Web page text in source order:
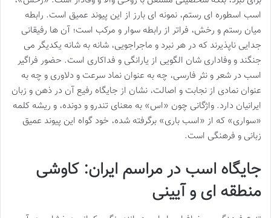
اسب اسطوره ای رستم، نمونه ای بارز از این پیوند عمیق است. رابطه
میان رستم و رخش، فراتر از رابطه سوار و مرکب است؛ آن ها رفیقانی
جدایی ناپذیرند که در هر نبرد و ماجراجویی، شانه به شانه یکدیگر می
جنگند و وفاداری شان الگویی از یارانگی و فداکاری است. حضور فراگیر
اسب در شعر و نثر فارسی، چه به عنوان نماد سرعت و دلاوری و چه به
عنوان نمادی از نجابت و اصالت، نشان از جایگاه رفیع آن در ذهن و زبان
ایرانیان دارد. واژگانی چون «اس» به معنای تندرو و دونده، و ریشه کلمه
«سواری» که از «اسب باری» برگرفته شده، خود گواه این پیوند عمیق
زبانی و فرهنگی است.
جایگاه اسب در مراسم ایران: کاوشی
منطقه ای و آیینی